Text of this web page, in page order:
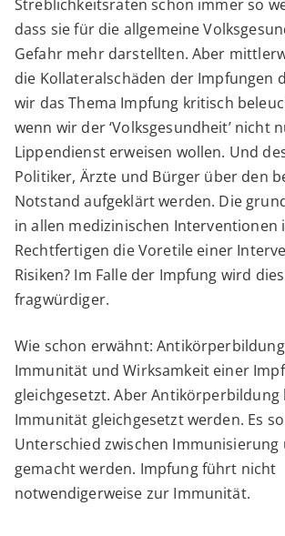
Streblichkeitsraten schon immer so
dass sie für die allgemeine
Gefahr mehr darstellten. Aber
die Kollateralschäden der Impfungen
wir das Thema Impfung kritisch
wenn wir der ‘Volksgesundheit’ nicht
Lippendienst erweisen wollen. Und
Politiker, Ärzte und Bürger über den
Notstand aufgeklärt werden. Die
in allen medizinischen Interventionen
Rechtfertigen die Voretile einer
Risiken? Im Falle der Impfung wird
fragwürdiger.
Wie schon erwähnt:
Immunität und Wirksamkeit einer
gleichgesetzt. Aber Antikörperbildung
Immunität gleichgesetzt werden. Es
Unterschied zwischen Immunisierung
gemacht werden. Impfung führt nicht
notwendigerweise zur Immunität.